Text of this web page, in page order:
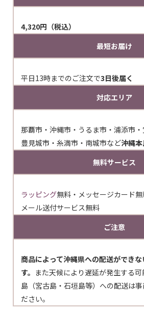
4,320円（税込）
最短お届け
平日13時までのご注文で3日後届く
対応エリア
那覇市・沖縄市・うるま市・浦添市・
豊見城市・糸満市・南城市など沖縄
無料サービス
ラッピング無料・メッセージカード無
メール送付サービス無料
ご注意
商品によって沖縄県への配送ができ
す。 また天候により遅延が発生する
島（宮古島・石垣島等）への配送は
ださい。